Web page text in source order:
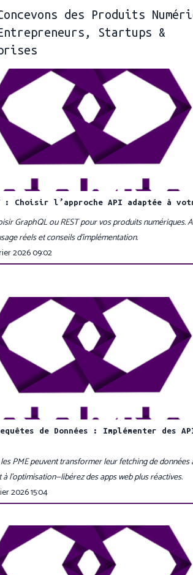
des Produits
Startups &
: Choisir l’approche API adaptée à
GraphQL ou REST pour vos produits numériques.
réels et conseils d’implémentation.
2026 09:02
de Données : Implémenter des
PME peuvent transformer leur fetching de données
l’optimisation—libérez des apps web plus réactives.
2026 15:04